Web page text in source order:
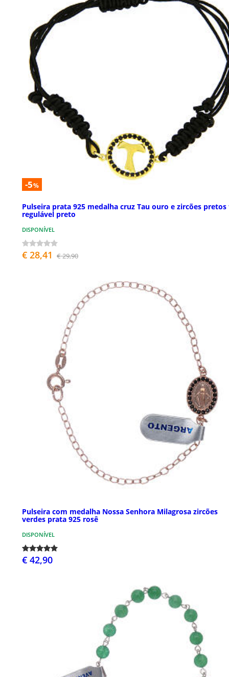
-5%
Pulseira prata 925 medalha cruz Tau ouro e zircões
regulável preto
DISPONÍVEL
€ 28,41 € 29,90
Pulseira com medalha Nossa Senhora Milagrosa zircões
verdes prata 925 rosê
DISPONÍVEL
€ 42,90